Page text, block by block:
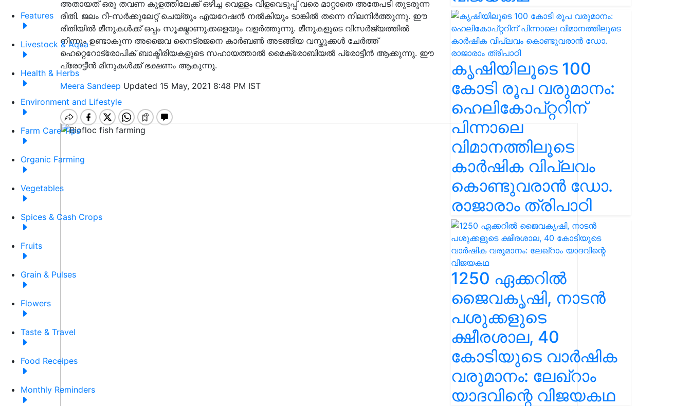
Features
Livestock & Aqua
Health & Herbs
Environment and Lifestyle
Farm Care Tips
Organic Farming
Vegetables
Spices & Cash Crops
Fruits
Grain & Pulses
Flowers
Taste & Travel
Food Receipes
Monthly Reminders
അതായത് ഒരു തവണ കുളത്തിലേക്ക് ഒഴിച്ച വെള്ളം വിളവെടുപ്പ് വരെ മാറ്റാതെ അതേപടി തുടരുന്ന
രീതി. ജലം റീ-സർക്കുലേറ്റ് ചെയ്തും എയറേഷൻ നൽകിയും ടാങ്കിൽ തന്നെ നിലനിർത്തുന്നു. ഈ
രീതിയിൽ മീനുകൾക്ക് ഒപ്പം സൂക്ഷ്മാണുക്കളെയും വളർത്തുന്നു. മീനുകളുടെ വിസർജ്യത്തിൽ
നിന്നും ഉണ്ടാകുന്ന അജൈവ നൈട്രജനെ കാർബൺ അടങ്ങിയ വസ്തുക്കൾ ചേർത്ത്
ഹെറ്റെറോട്രോപിക് ബാക്ടീരിയകളുടെ സഹായത്താൽ മൈക്രോബിയൽ പ്രോട്ടീൻ ആക്കുന്നു. ഈ
പ്രോട്ടീൻ മീനുകൾക്ക് ഭക്ഷണം ആകുന്നു.
Meera Sandeep Updated 15 May, 2021 8:48 PM IST
കൃഷിയിലൂടെ 100
കോടി രൂപ വരുമാനം:
ഹെലികോപ്റ്ററിന്
പിന്നാലെ
വിമാനത്തിലൂടെ
കാർഷിക വിപ്ലവം
കൊണ്ടുവരാൻ ഡോ.
രാജാരാം ത്രിപാഠി
1250 ഏക്കറിൽ
ജൈവകൃഷി, നാടൻ
പശുക്കളുടെ
ക്ഷീരശാല, 40
കോടിയുടെ വാർഷിക
വരുമാനം: ലേഖ്‌റാം
യാദവിന്റെ വിജയകഥ